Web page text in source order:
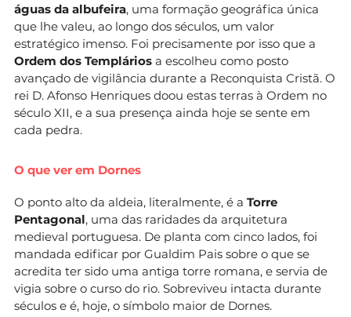
águas da albufeira, uma formação geográfica única
que lhe valeu, ao longo dos séculos, um valor
estratégico imenso. Foi precisamente por isso que a
Ordem dos Templários a escolheu como posto
avançado de vigilância durante a Reconquista Cristã. O
rei D. Afonso Henriques doou estas terras à Ordem no
século XII, e a sua presença ainda hoje se sente em
cada pedra.
O que ver em Dornes
O ponto alto da aldeia, literalmente, é a Torre
Pentagonal, uma das raridades da arquitetura
medieval portuguesa. De planta com cinco lados, foi
mandada edificar por Gualdim Pais sobre o que se
acredita ter sido uma antiga torre romana, e servia de
vigia sobre o curso do rio. Sobreviveu intacta durante
séculos e é, hoje, o símbolo maior de Dornes.